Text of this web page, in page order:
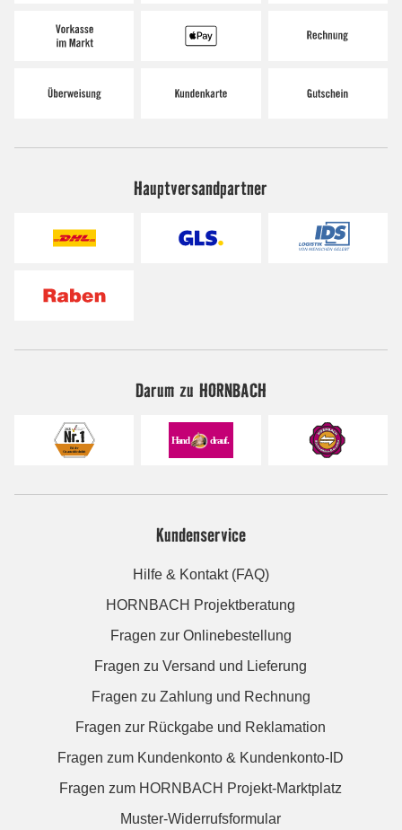
Hauptversandpartner
Darum zu HORNBACH
Kundenservice
Hilfe & Kontakt (FAQ)
HORNBACH Projektberatung
Fragen zur Onlinebestellung
Fragen zu Versand und Lieferung
Fragen zu Zahlung und Rechnung
Fragen zur Rückgabe und Reklamation
Fragen zum Kundenkonto & Kundenkonto-ID
Fragen zum HORNBACH Projekt-Marktplatz
Muster-Widerrufsformular